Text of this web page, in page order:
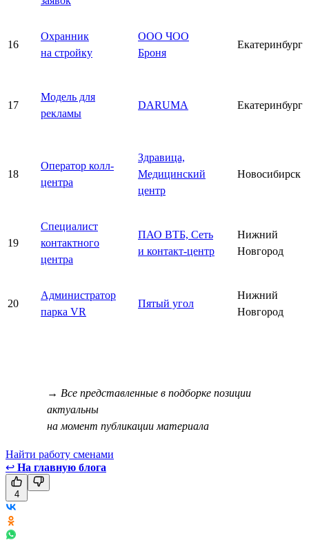
16
Охранник
на стройку
ООО ЧОО
Броня
Екатеринбург
17
Модель для
рекламы
DARUMA Екатеринбург
18
Оператор колл-
центра
Здравица,
Медицинский
центр
Новосибирск
19
Специалист
контактного
центра
ПАО ВТБ, Сеть
и контакт-центр
Нижний
Новгород
20
Администратор
парка VR
Пятый угол
Нижний
Новгород
→ Все представленные в подборке позиции
актуальны
на момент публикации материала
Найти работу сменами
↩ На главную блога
4